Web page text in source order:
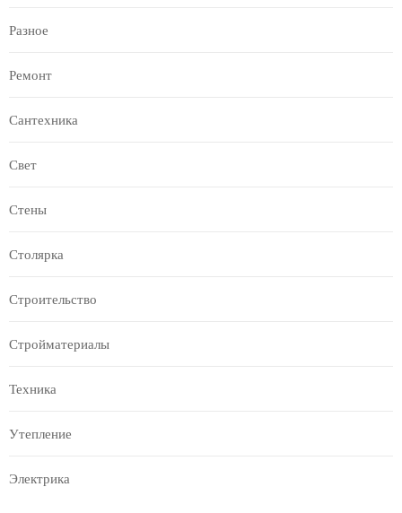
Разное
Ремонт
Сантехника
Свет
Стены
Столярка
Строительство
Стройматериалы
Техника
Утепление
Электрика